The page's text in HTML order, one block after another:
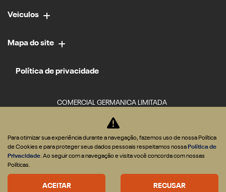
Veiculos
Mapa do site
Política de privacidade
COMERCIAL GERMANICA LIMITADA
CNPJ: 02.952.561/0034-84
Desacelere. Seu bem maior é a
Para otimizar sua experiência durante a navegação, fazemos uso de nossa Política
de Cookies e para proteger seus dados pessoais respeitamos nossa Política de
Privacidade. Ao seguir com a navegação e visita você concorda com nossas
Políticas.
ACEITAR RECUSAR